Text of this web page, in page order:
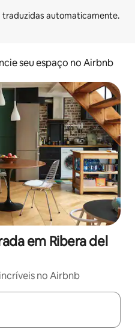
seu espaço no Airbnb
em Ribera del
no Airbnb
disponíveis, explore-os